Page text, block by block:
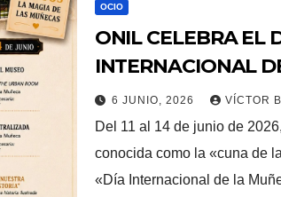
OCIO
ONIL CELEBRA EL
INTERNACIONAL
6 JUNIO, 2026 VÍCTOR
Del 11 al 14 de junio de
conocida como la «cuna de
«Día Internacional de la